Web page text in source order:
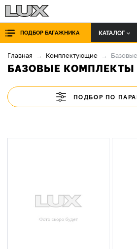
ПОДБОР БАГАЖНИКА КАТАЛОГ
Главная Комплектующие
БАЗОВЫЕ КОМПЛЕКТЫ
ПОДБОР ПО